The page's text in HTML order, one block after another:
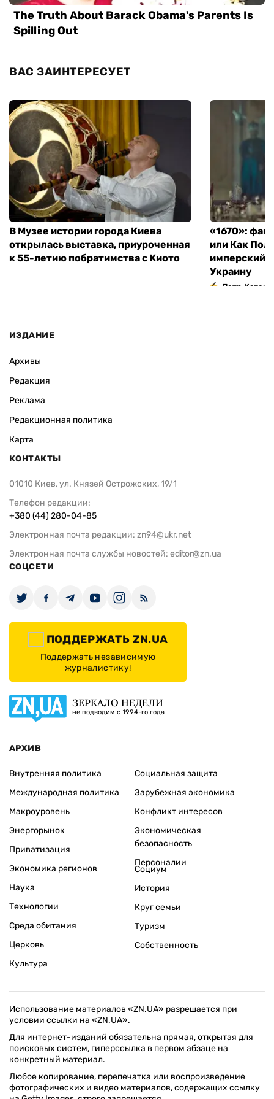
ВАС ЗАИНТЕРЕСУЕТ
В Музее истории города Киева
открылась выставка, приуроченная
к 55-летию побратимства с Киото
«1670»:
или Как
имперский
Украину
Петр
ИЗДАНИЕ
Архивы
Редакция
Реклама
Редакционная политика
Карта
КОНТАКТЫ
01010 Киев, ул. Князей Острожских, 19/1
Телефон редакции:
+380 (44) 280-04-85
Электронная почта редакции: zn94@ukr.net
Электронная почта службы новостей: editor@zn.ua
СОЦСЕТИ
ПОДДЕРЖАТЬ ZN.UA
Поддержать независимую
журналистику!
ЗЕРКАЛО НЕДЕЛИ
не подводим с 1994-го года
АРХИВ
Внутренняя политика
Международная политика
Макроуровень
Энергорынок
Приватизация
Экономика регионов
Социальная защита
Зарубежная экономика
Конфликт интересов
Экономическая
безопасность
Персоналии
Наука
Технологии
Среда обитания
Церковь
Культура
Социум
История
Круг семьи
Туризм
Собственность
Использование материалов «ZN.UA» разрешается при
условии ссылки на «ZN.UA».
Для интернет-изданий обязательна прямая, открытая для
поисковых систем, гиперссылка в первом абзаце на
конкретный материал.
Любое копирование, перепечатка или воспроизведение
фотографических и видео материалов, содержащих ссылку